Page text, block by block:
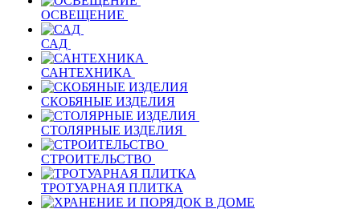
ОСВЕЩЕНИЕ
САД
САНТЕХНИКА
СКОБЯНЫЕ ИЗДЕЛИЯ
СТОЛЯРНЫЕ ИЗДЕЛИЯ
СТРОИТЕЛЬСТВО
ТРОТУАРНАЯ ПЛИТКА